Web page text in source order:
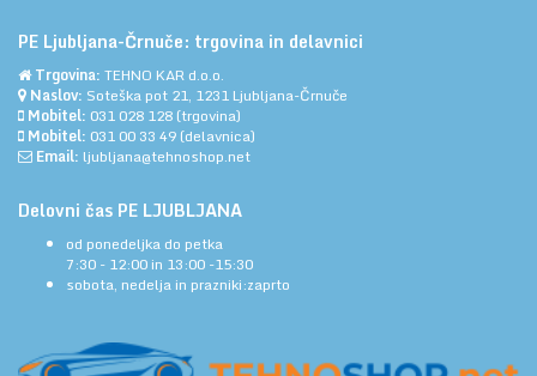
PE Ljubljana-Črnuče: trgovina in delavnici
Trgovina: TEHNO KAR d.o.o.
Naslov: Soteška pot 21, 1231 Ljubljana-Črnuče
Mobitel: 031 028 128 (trgovina)
Mobitel: 031 00 33 49 (delavnica)
Email: ljubljana@tehnoshop.net
Delovni čas PE LJUBLJANA
od ponedeljka do petka
7:30 - 12:00 in 13:00 -15:30
sobota, nedelja in prazniki:zaprto